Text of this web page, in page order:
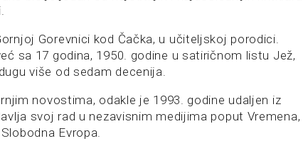
Gorevnici kod Čačka, u učiteljskoj porodici.
sa 17 godina, 1950. godine u satiričnom listu Jež,
više od sedam decenija.
novostima, odakle je 1993. godine udaljen iz
svoj rad u nezavisnim medijima poput Vremena,
Evropa.